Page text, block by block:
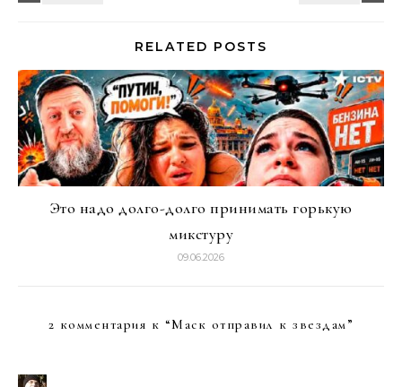
RELATED POSTS
Это надо долго-долго принимать горькую
микстуру
09.06.2026
2 комментария к “Маск отправил к звездам”